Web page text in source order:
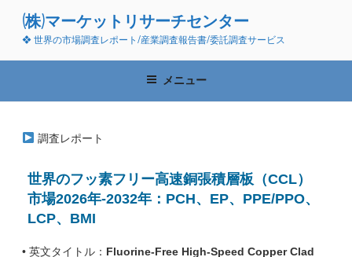
ン
(株)マーケットリサーチセンター
❖ 世界の市場調査レポート/産業調査報告書/委託調査サービス
メニュー
調査レポート
世界のフッ素フリー高速銅張積層板（CCL）
市場2026年-2032年：PCH、EP、PPE/PPO、
LCP、BMI
• 英文タイトル： Fluorine-Free High-Speed Copper Clad